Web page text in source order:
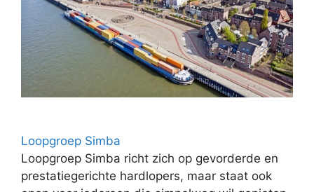
Loopgroep Simba
Loopgroep Simba richt zich op gevorderde en
prestatiegerichte hardlopers, maar staat ook